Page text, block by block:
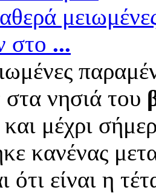
στο ...
νησιά του
μέχρι
κανένας
ότι είναι η